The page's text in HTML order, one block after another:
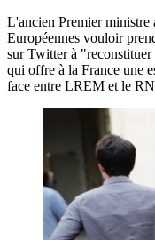
L'ancien Premier ministre
Européennes vouloir
sur Twitter à "reconstituer
qui offre à la France une
face entre LREM et le